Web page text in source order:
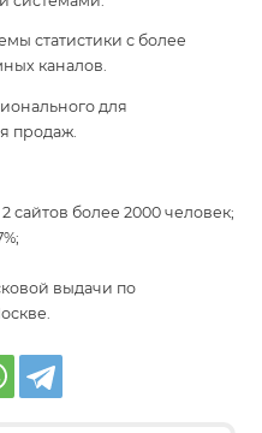
статистики с более
каналов.
для
продаж.
сайтов более 2000 человек;
выдачи по